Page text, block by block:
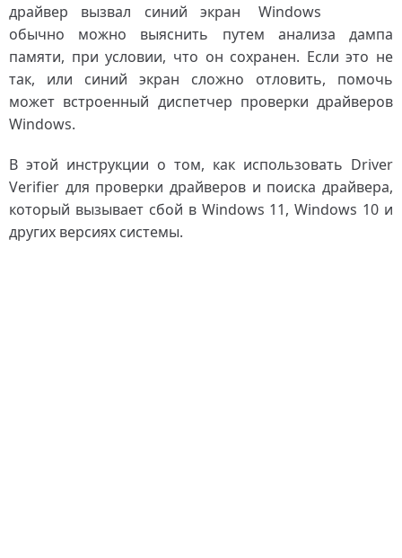
драйвер вызвал синий экран
обычно можно выяснить путем анализа дампа
памяти, при условии, что он сохранен. Если это не
так, или синий экран сложно отловить, помочь
может встроенный диспетчер проверки драйверов
Windows.
В этой инструкции о том, как использовать Driver
Verifier для проверки драйверов и поиска драйвера,
который вызывает сбой в Windows 11, Windows 10 и
других версиях системы.